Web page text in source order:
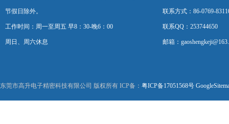
节假日除外。
工作时间：周一至周五 早8：30-晚6：00
周日、周六休息
联系方式：86-0769-
联系QQ：253744650
邮箱：
东莞市高升电子精密科技有限公司 版权所有 ICP备： 粤ICP备17051568号